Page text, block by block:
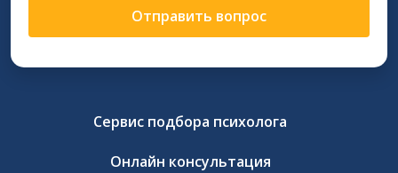
Отправить вопрос
Сервис подбора психолога
Онлайн консультация